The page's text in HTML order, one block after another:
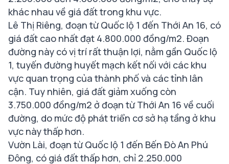
khác nhau về giá đất trong khu vực.
Lê Thị Riêng, đoạn từ Quốc lộ 1 đến Thới An 16, có
giá đất cao nhất đạt 4.800.000 đồng/m2. Đoạn
đường này có vị trí rất thuận lợi, nằm gần Quốc lộ
1, tuyến đường huyết mạch kết nối với các khu
vực quan trọng của thành phố và các tỉnh lân
cận. Tuy nhiên, giá đất giảm xuống còn
3.750.000 đồng/m2 ở đoạn từ Thới An 16 về cuối
đường, do mức độ phát triển cơ sở hạ tầng ở khu
vực này thấp hơn.
Vườn Lài, đoạn từ Quốc lộ 1 đến Bến Đò An Phú
Đông, có giá đất thấp hơn, chỉ 2.250.000